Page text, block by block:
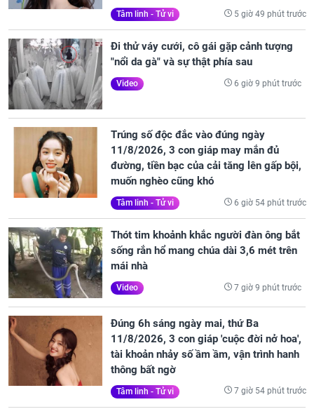
Tâm linh - Tử vi 5 giờ 49 phút trước
Đi thử váy cưới, cô gái gặp cảnh tượng
"nổi da gà" và sự thật phía sau
Video 6 giờ 9 phút trước
Trúng số độc đắc vào đúng ngày
11/8/2026, 3 con giáp may mắn đủ
đường, tiền bạc của cải tăng lên gấp bội,
muốn nghèo cũng khó
Tâm linh - Tử vi 6 giờ 54 phút trước
Thót tim khoảnh khắc người đàn ông bắt
sống rắn hổ mang chúa dài 3,6 mét trên
mái nhà
Video 7 giờ 9 phút trước
Đúng 6h sáng ngày mai, thứ Ba
11/8/2026, 3 con giáp 'cuộc đời nở hoa',
tài khoản nhảy số ầm ầm, vận trình hanh
thông bất ngờ
Tâm linh - Tử vi 7 giờ 54 phút trước